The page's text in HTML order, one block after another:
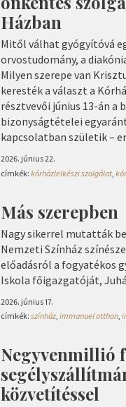
Házban
Mitől válhat gyógyítóvá
orvostudomány, a
Milyen szerepe van
keresték a választ a
résztvevői június 13-án a
bizonyságtételei
kapcsolatban születik –
2026. június 22.
címkék: kórházlelkészi szolgálat
Más szerepben
Nagy sikerrel mutatták
Nemzeti Színház
előadásról a fogyatékos
Iskola főigazgatóját,
2026. június 17.
címkék: színház immanuel otthon
Negyvenmillió
közvetítéssel